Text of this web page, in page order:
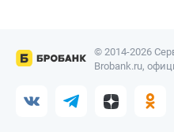
© 2014-2026
Brobank.ru,